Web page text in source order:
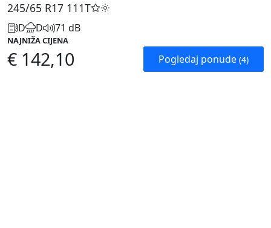
245/65 R17 111T
D D 71 dB
NAJNIŽA CIJENA
€ 142,10 Pogledaj ponude (4)